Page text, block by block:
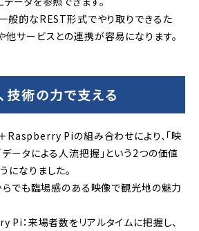
般的なREST形式でやり取りできるた
他サービスとの連携が容易になります。
技術の力で支える
Raspberry Piの組み合わせにより、「映
データによる人流把握」という2つの価値
になりました。
らでも臨場感のある映像で観光地の魅力
Pi：来場者数をリアルタイムに把握し、